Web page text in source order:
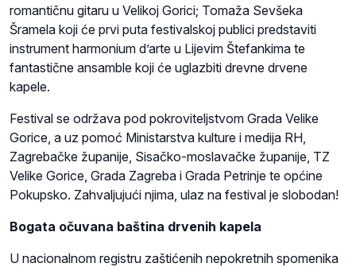
romantičnu gitaru u Velikoj Gorici; Tomaža Sevšeka
Šramela koji će prvi puta festivalskoj publici predstaviti
instrument harmonium d’arte u Lijevim Štefankima te
fantastične ansamble koji će uglazbiti drevne drvene
kapele.
Festival se održava pod pokroviteljstvom Grada Velike
Gorice, a uz pomoć Ministarstva kulture i medija RH,
Zagrebačke županije, Sisačko-moslavačke županije, TZ
Velike Gorice, Grada Zagreba i Grada Petrinje te općine
Pokupsko. Zahvaljujući njima, ulaz na festival je slobodan!
Bogata očuvana baština drvenih kapela
U nacionalnom registru zaštićenih nepokretnih spomenika